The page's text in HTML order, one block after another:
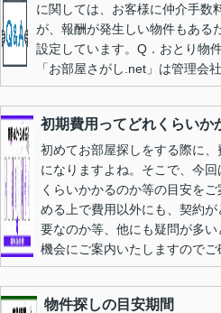
に関しては、お客様に仲介手数
が、報酬が発生しい物件もある
設定しています。Q．おとり物
「お部屋さがし.net」は管理会
初期費用ってどれくらいか
初めてお部屋探しをする際に
になりますよね。そこで、今
くらいかかるのか等の目安を
める上で費用以外にも、契約
要なのか等、他にも疑問が多
機会にご案内いたしますのでご
物件探しの目安期間